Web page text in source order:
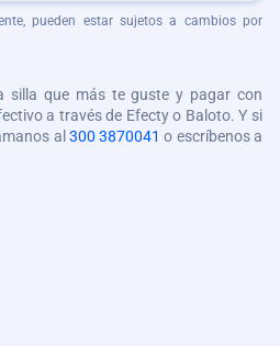
pueden estar sujetos a cambios por
silla que más te guste y pagar con
a través de Efecty o Baloto. Y si
al 300 3870041 o escríbenos a